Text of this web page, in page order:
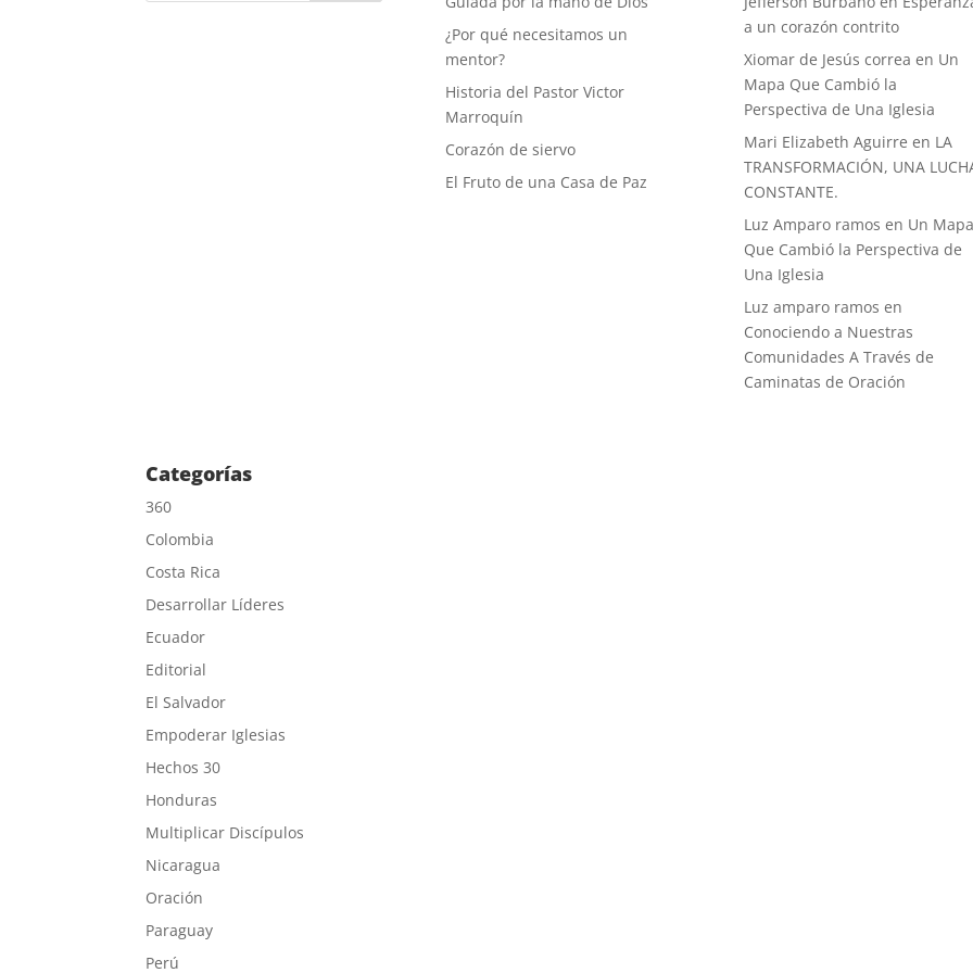
¿Por qué necesitamos un
mentor?
Historia del Pastor Victor
Marroquín
Corazón de siervo
El Fruto de una Casa de Paz
a un corazón contrito
Xiomar de Jesús correa en Un
Mapa Que Cambió la
Perspectiva de Una Iglesia
Mari Elizabeth Aguirre en LA
TRANSFORMACIÓN, UNA
CONSTANTE.
Luz Amparo ramos en Un Mapa
Que Cambió la Perspectiva de
Una Iglesia
Luz amparo ramos en
Conociendo a Nuestras
Comunidades A Través de
Caminatas de Oración
Categorías
360
Colombia
Costa Rica
Desarrollar Líderes
Ecuador
Editorial
El Salvador
Empoderar Iglesias
Hechos 30
Honduras
Multiplicar Discípulos
Nicaragua
Oración
Paraguay
Perú